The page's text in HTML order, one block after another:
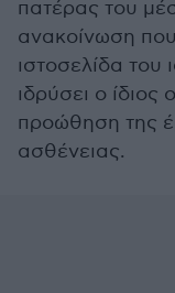
πατέρας του
ανακοίνωση
ιστοσελίδα του
ιδρύσει ο ίδιος
προώθηση της
ασθένειας.